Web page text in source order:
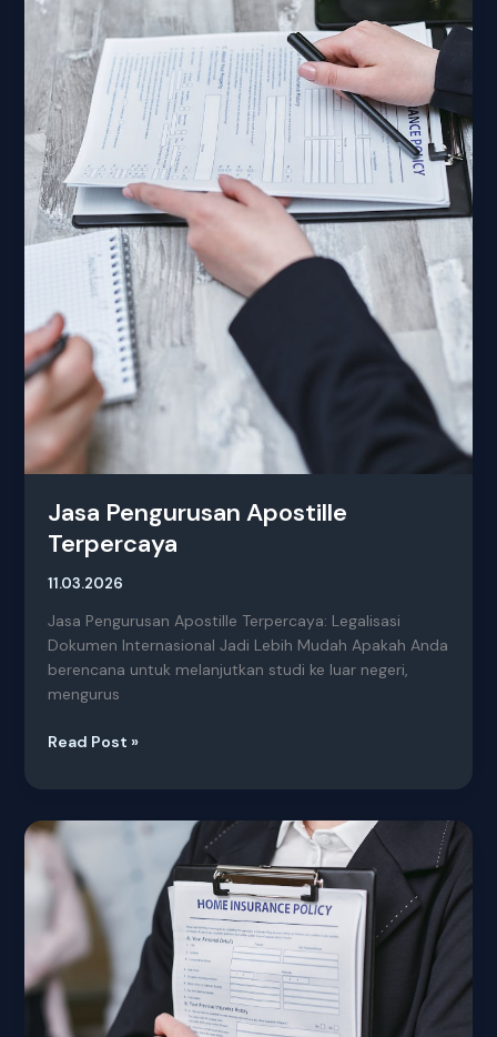
Jasa Pengurusan Apostille
Terpercaya
11.03.2026
Jasa Pengurusan Apostille Terpercaya: Legalisasi
Dokumen Internasional Jadi Lebih Mudah Apakah Anda
berencana untuk melanjutkan studi ke luar negeri,
mengurus
Read Post »
Jasa
Penyetaraan
Ijazah
Luar
Negeri